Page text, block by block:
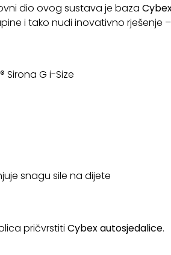
dio ovog sustava je baza
i tako nudi inovativno rješenje
Sirona G i-Size
snagu sile na dijete
pričvrstiti Cybex autosjedalice.